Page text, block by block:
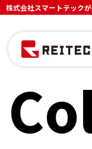
株式会社スマートテック